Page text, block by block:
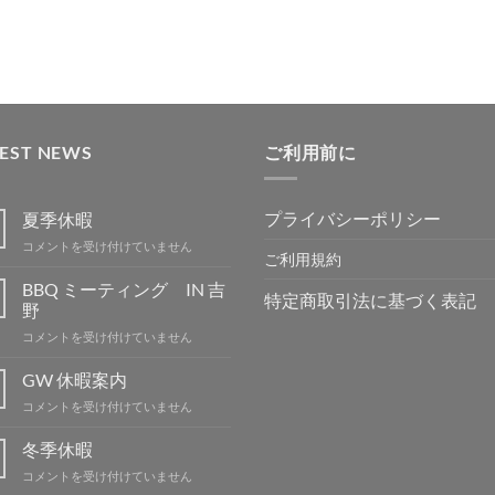
NEWS
夏季休暇
夏
休
暇
は
コメントを受け付けていません
BBQ ミーティング IN 吉
野
BBQ
ー
ィ
グ
吉
コメントを受け付けていません
GW 休暇案内
GW
暇
案
内
コメントを受け付けていません
冬季休暇
冬
コメントを受け付けていません
ご利用前に
プライバシーポリシー
ご利用規約
特定商取引法に基づく表記